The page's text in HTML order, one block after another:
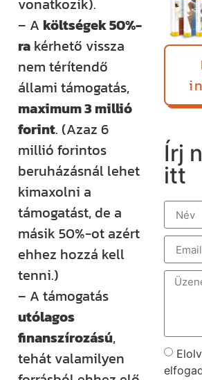
vonatkozik).
– A költségek 50%-
ra kérhető vissza
nem térítendő
állami támogatás,
maximum 3 millió
forint. (Azaz 6
millió forintos
beruházásnál lehet
kimaxolni a
támogatást, de a
másik 50%-ot azért
ehhez hozzá kell
tenni.)
– A támogatás
utólagos
finanszírozású,
tehát valamilyen
Írj
itt